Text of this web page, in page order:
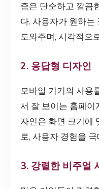
즘은 단순하고 깔끔
다. 사용자가 원하는
도와주며, 시각적으
2. 응답형 디자인
모바일 기기의 사용
서 잘 보이는 홈페이
자인은 화면 크기에
로, 사용자 경험을
3. 강렬한 비주얼